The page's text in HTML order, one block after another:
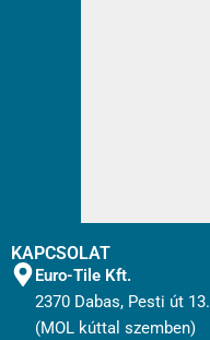
KAPCSOLAT
Euro-Tile Kft.
2370 Dabas, Pesti út 13.
(MOL kúttal szemben)